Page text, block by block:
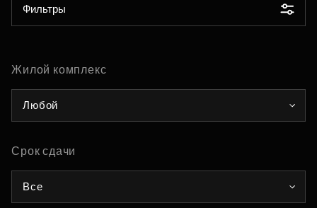
Фильтры
Жилой комплекс
Любой
Срок сдачи
Все